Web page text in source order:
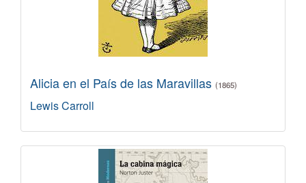
Alicia en el País de las Maravillas (1865)
Lewis Carroll